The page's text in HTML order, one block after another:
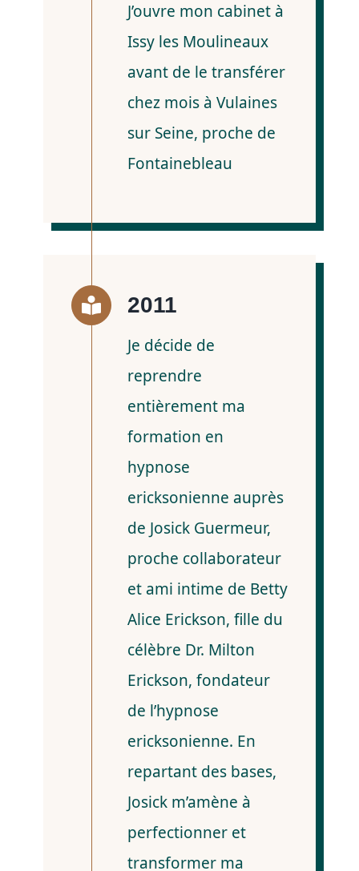
J’ouvre mon cabinet à
Issy les Moulineaux
avant de le transférer
chez mois à Vulaines
sur Seine, proche de
Fontainebleau
2011
Je décide de
reprendre
entièrement ma
formation en
hypnose
ericksonienne auprès
de Josick Guermeur,
proche collaborateur
et ami intime de Betty
Alice Erickson, fille du
célèbre Dr. Milton
Erickson, fondateur
de l’hypnose
ericksonienne. En
repartant des bases,
Josick m’amène à
perfectionner et
transformer ma